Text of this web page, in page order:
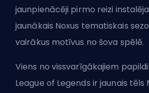
jaunpienācēji pirmo reizi
jaunākais Noxus tematiskais
vairākus motīvus no šova spēlē.
Viens no vissvarīgākajiem
League of Legends ir jaunais tēls